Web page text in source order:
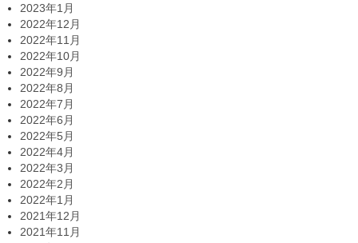
2023年1月
2022年12月
2022年11月
2022年10月
2022年9月
2022年8月
2022年7月
2022年6月
2022年5月
2022年4月
2022年3月
2022年2月
2022年1月
2021年12月
2021年11月